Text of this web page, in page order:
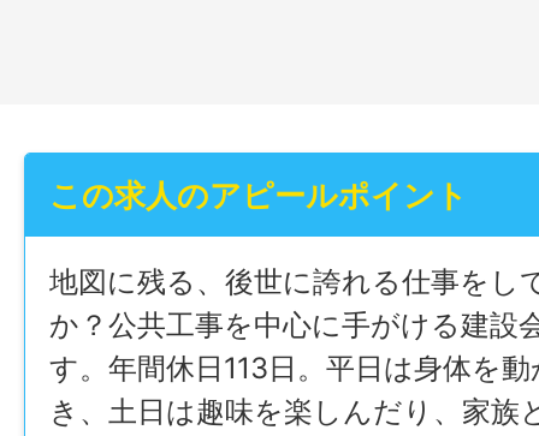
この求人のアピールポイント
地図に残る、後世に誇れる仕事をし
か？公共工事を中心に手がける建設
す。年間休日113日。平日は身体を
き、土日は趣味を楽しんだり、家族